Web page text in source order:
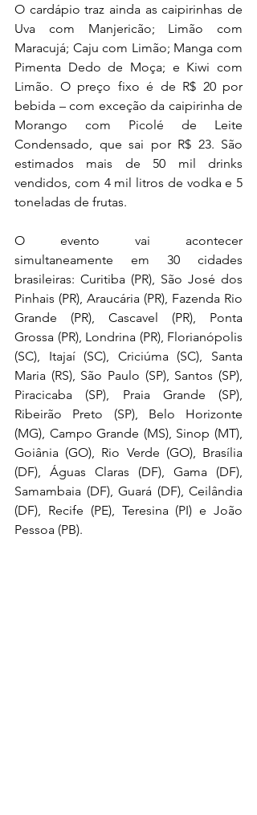
O cardápio traz ainda as caipirinhas de
Uva com Manjericão; Limão com
Maracujá; Caju com Limão; Manga com
Pimenta Dedo de Moça; e Kiwi com
Limão. O preço fixo é de R$ 20 por
bebida – com exceção da caipirinha de
Morango com Picolé de Leite
Condensado, que sai por R$ 23. São
estimados mais de 50 mil drinks
vendidos, com 4 mil litros de vodka e 5
toneladas de frutas.
O evento vai acontecer
simultaneamente em 30 cidades
brasileiras: Curitiba (PR), São José dos
Pinhais (PR), Araucária (PR), Fazenda Rio
Grande (PR), Cascavel (PR), Ponta
Grossa (PR), Londrina (PR), Florianópolis
(SC), Itajaí (SC), Criciúma (SC), Santa
Maria (RS), São Paulo (SP), Santos (SP),
Piracicaba (SP), Praia Grande (SP),
Ribeirão Preto (SP), Belo Horizonte
(MG), Campo Grande (MS), Sinop (MT),
Goiânia (GO), Rio Verde (GO), Brasília
(DF), Águas Claras (DF), Gama (DF),
Samambaia (DF), Guará (DF), Ceilândia
(DF), Recife (PE), Teresina (PI) e João
Pessoa (PB).